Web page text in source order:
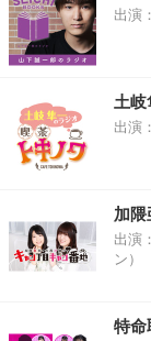
出演
土岐
出演
加
出演
ン）
特命